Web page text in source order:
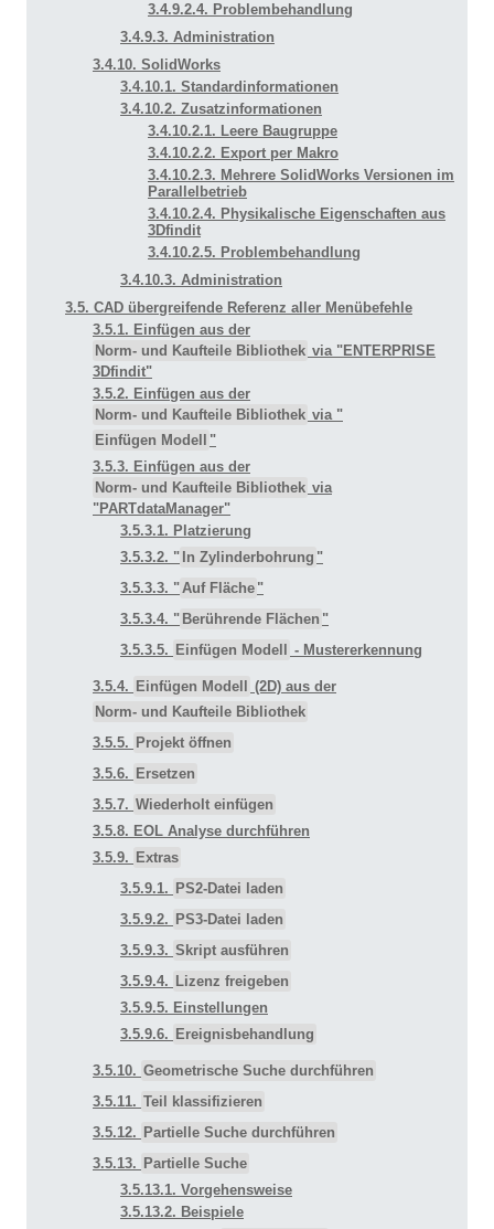
3.4.9.2.4. Problembehandlung
3.4.9.3. Administration
3.4.10. SolidWorks
3.4.10.1. Standardinformationen
3.4.10.2. Zusatzinformationen
3.4.10.2.1. Leere Baugruppe
3.4.10.2.2. Export per Makro
3.4.10.2.3. Mehrere SolidWorks Versionen im
Parallelbetrieb
3.4.10.2.4. Physikalische Eigenschaften aus
3Dfindit
3.4.10.2.5. Problembehandlung
3.4.10.3. Administration
3.5. CAD übergreifende Referenz aller Menübefehle
3.5.1. Einfügen aus der
Norm- und Kaufteile Bibliothek via "ENTERPRISE
3Dfindit"
3.5.2. Einfügen aus der
Norm- und Kaufteile Bibliothek via "
Einfügen Modell
"
3.5.3. Einfügen aus der
Norm- und Kaufteile Bibliothek via
"PARTdataManager"
3.5.3.1. Platzierung
3.5.3.2. " In Zylinderbohrung "
3.5.3.3. "Auf Fläche "
3.5.3.4. " Berührende Flächen "
3.5.3.5. Einfügen Modell - Mustererkennung
3.5.4. Einfügen Modell
(2D) aus der
Norm- und Kaufteile Bibliothek
3.5.5. Projekt öffnen
3.5.6. Ersetzen
3.5.7. Wiederholt einfügen
3.5.8. EOL Analyse durchführen
3.5.9. Extras
3.5.9.1. PS2-Datei laden
3.5.9.2. PS3-Datei laden
3.5.9.3. Skript ausführen
3.5.9.4. Lizenz freigeben
3.5.9.5. Einstellungen
3.5.9.6. Ereignisbehandlung
3.5.10. Geometrische Suche durchführen
3.5.11. Teil klassifizieren
3.5.12. Partielle Suche durchführen
3.5.13. Partielle Suche
3.5.13.1. Vorgehensweise
3.5.13.2. Beispiele